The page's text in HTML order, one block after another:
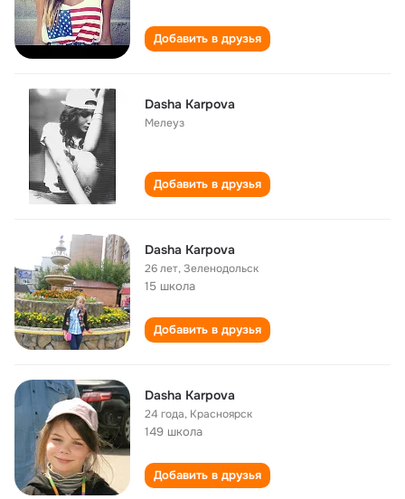
Добавить в друзья
Dasha Karpova
Мелеуз
Добавить в друзья
Dasha Karpova
26 лет,Зеленодольск
15 школа
Добавить в друзья
Dasha Karpova
24 года, Красноярск
149 школа
Добавить в друзья